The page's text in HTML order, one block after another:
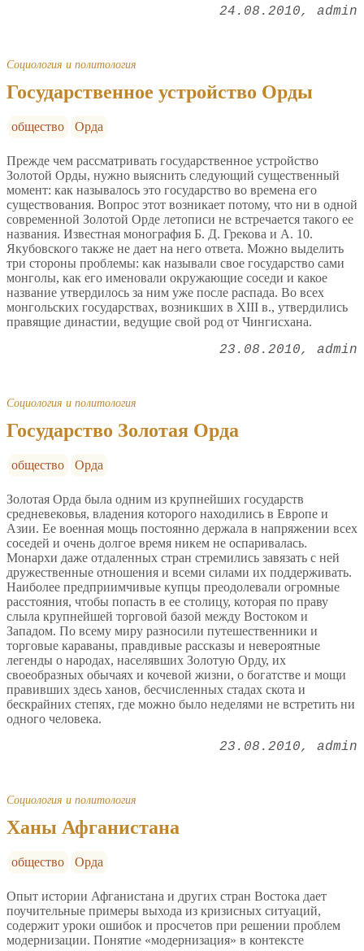
24.08.2010 admin
Социология и политология
Государственное устройство Орды
общество Орда
Прежде чем рассматривать государственное устройство
Золотой Орды, нужно выяснить следующий существенный
момент: как называлось это государство во времена его
существования. Вопрос этот возникает потому, что ни в одной
современной Золотой Орде летописи не встречается такого ее
названия. Известная монография Б. Д. Грекова и А. 10.
Якубовского также не дает на него ответа. Можно выделить
три стороны проблемы: как называли свое государство сами
монголы, как его именовали окружающие соседи и какое
название утвердилось за ним уже после распада. Во всех
монгольских государствах, возникших в XIII в., утвердились
правящие династии, ведущие свой род от Чингисхана.
23.08.2010 admin
Социология и политология
Государство Золотая Орда
общество Орда
Золотая Орда была одним из крупнейших государств
средневековья, владения которого находились в Европе и
Азии. Ее военная мощь постоянно держала в напряжении всех
соседей и очень долгое время никем не оспаривалась.
Монархи даже отдаленных стран стремились завязать с ней
дружественные отношения и всеми силами их поддерживать.
Наиболее предприимчивые купцы преодолевали огромные
расстояния, чтобы попасть в ее столицу, которая по праву
слыла крупнейшей торговой базой между Востоком и
Западом. По всему миру разносили путешественники и
торговые караваны, правдивые рассказы и невероятные
легенды о народах, населявших Золотую Орду, их
своеобразных обычаях и кочевой жизни, о богатстве и мощи
правивших здесь ханов, бесчисленных стадах скота и
бескрайних степях, где можно было неделями не встретить ни
одного человека.
23.08.2010 admin
Социология и политология
Ханы Афганистана
общество Орда
Опыт истории Афганистана и других стран Востока дает
поучительные примеры выхода из кризисных ситуаций,
содержит уроки ошибок и просчетов при решении проблем
модернизации. Понятие «модернизация» в контексте